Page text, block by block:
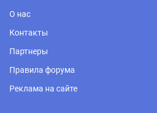
О нас
Контакты
Партнеры
Правила форума
Реклама на сайте